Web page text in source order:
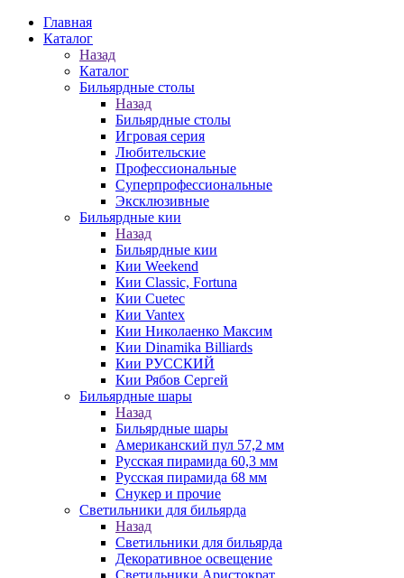
Главная
Каталог
Назад
Каталог
Бильярдные столы
Назад
Бильярдные столы
Игровая серия
Любительские
Профессиональные
Суперпрофессиональные
Эксклюзивные
Бильярдные кии
Назад
Бильярдные кии
Кии Weekend
Кии Classic, Fortuna
Кии Cuetec
Кии Vantex
Кии Николаенко Максим
Кии Dinamika Billiards
Кии РУССКИЙ
Кии Рябов Сергей
Бильярдные шары
Назад
Бильярдные шары
Американский пул 57,2 мм
Русская пирамида 60,3 мм
Русская пирамида 68 мм
Снукер и прочие
Светильники для бильярда
Назад
Светильники для бильярда
Декоративное освещение
Светильники Аристократ